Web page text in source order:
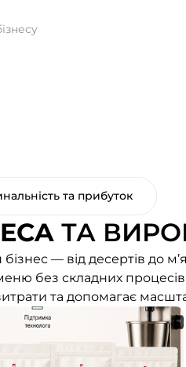
та прибуток
ТА
— від десертів до
без складних
та допомагає